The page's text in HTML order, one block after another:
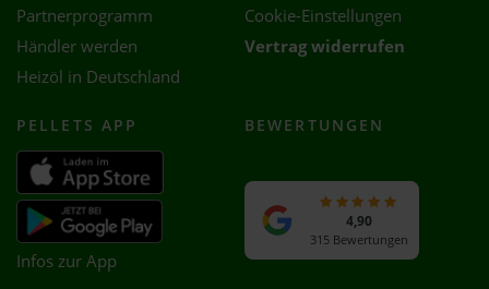
Partnerprogramm
Händler werden
Heizöl in Deutschland
Cookie-Einstellungen
Vertrag widerrufen
PELLETS APP
Infos zur App
BEWERTUNGEN
4,90
315 Bewertungen